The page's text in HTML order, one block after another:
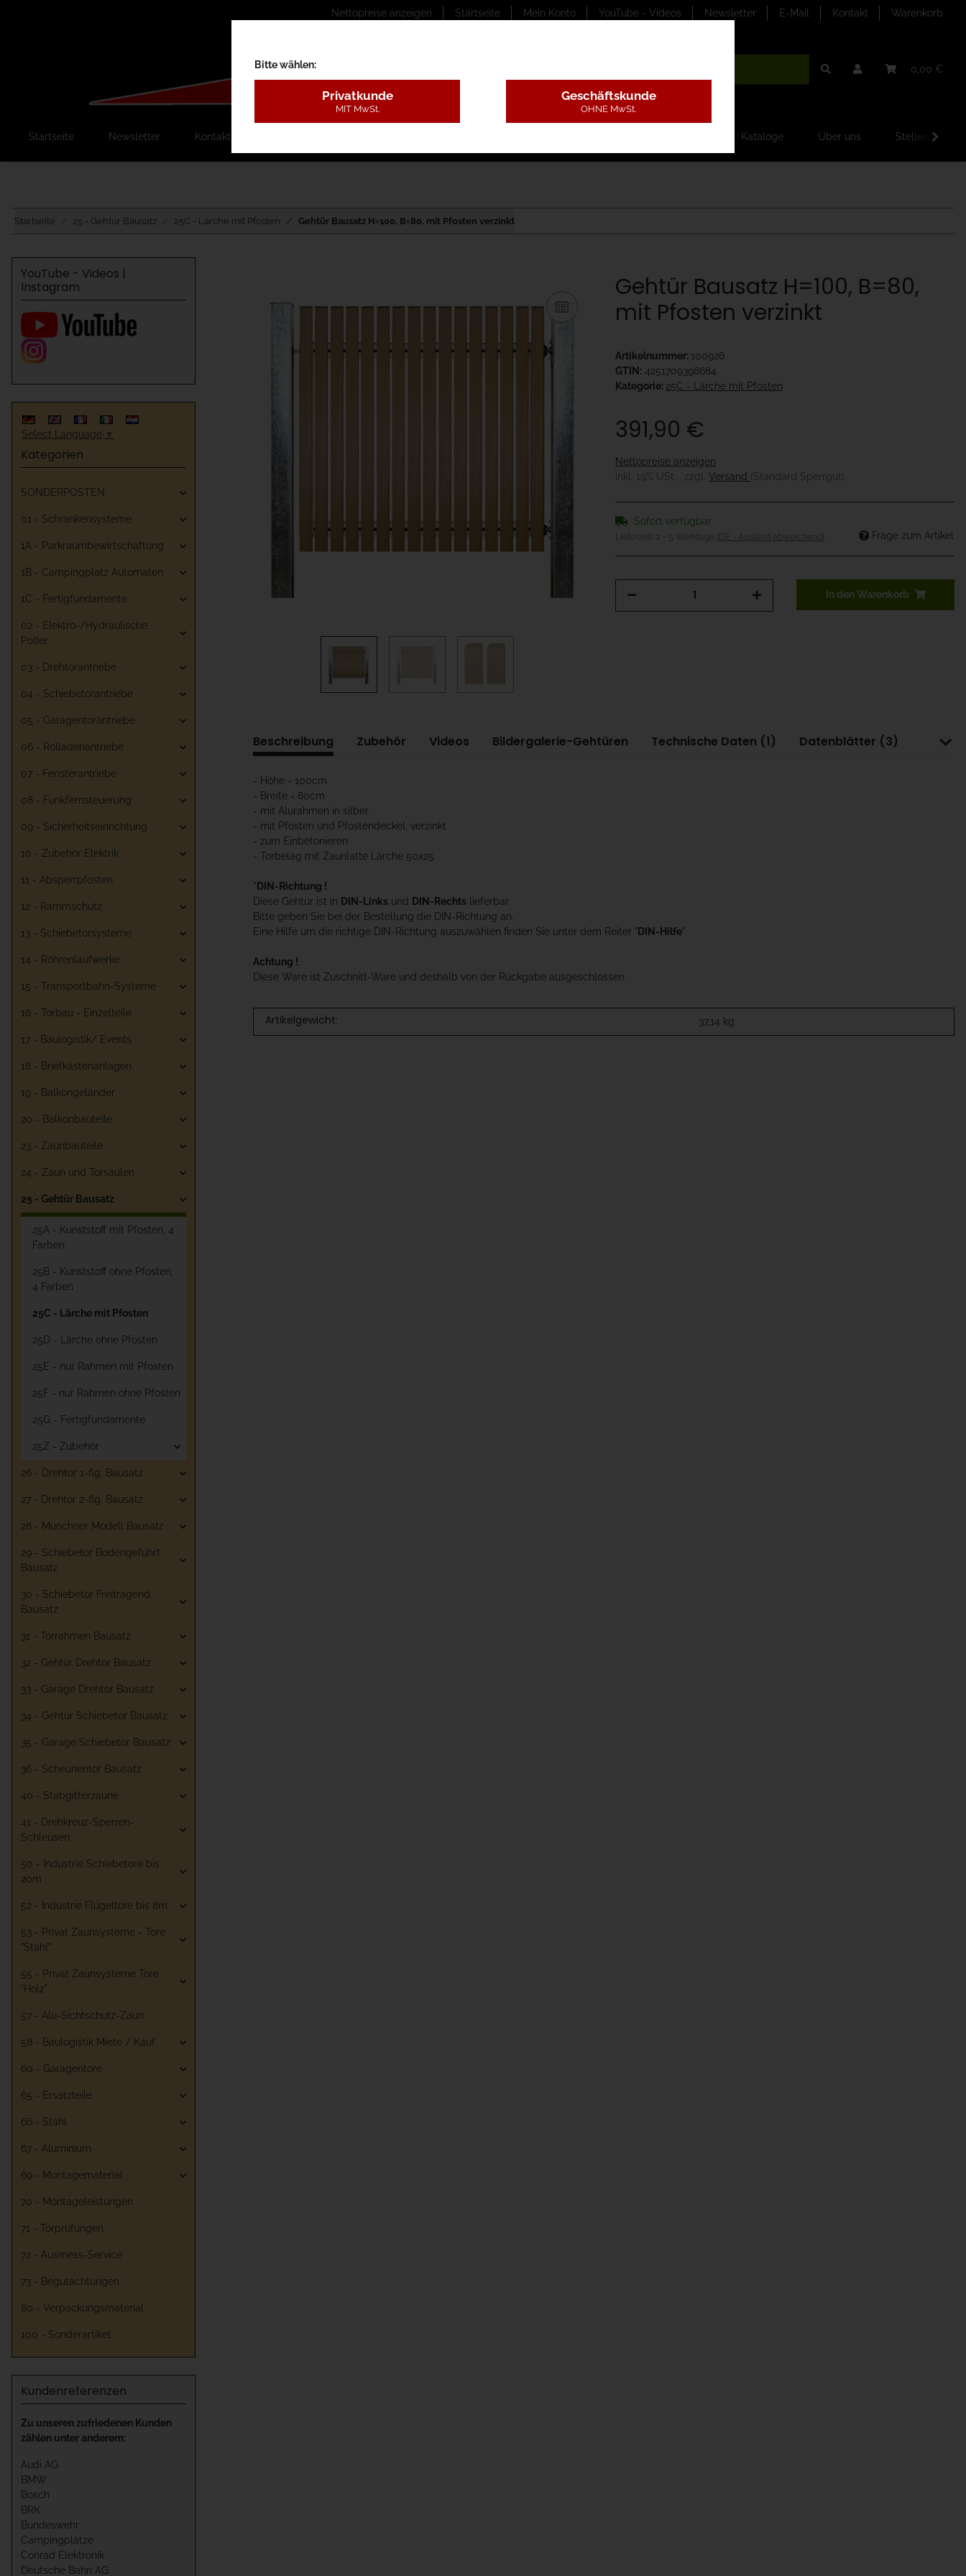
Nettopreise anzeigen Startseite Mein Konto YouTube - Videos Newsletter E-Mail Kontakt Warenkorb
0,00 €
Startseite Newsletter Kontakt Kataloge Über uns
Startseite 25 - Gehtür Bausatz 25C - Lärche mit Pfosten Gehtür Bausatz H=100, B=80, mit Pfosten verzinkt
Gehtür Bausatz H=100, B=80,
mit Pfosten verzinkt
Artikelnummer: 100926
GTIN: 4251709398684
Kategorie: 25C - Lärche mit Pfosten
391,90 €
Nettopreise anzeigen
inkl. 19% USt. , zzgl. Versand (Standard Sperrgut)
Sofort verfügbar
Lieferzeit: 2 - 5 Werktage (DE - Ausland abweichend) Frage zum Artikel
In den Warenkorb
Beschreibung Zubehör Videos Bildergalerie-Gehtüren Technische Daten (1) Datenblätter (3)
- Höhe = 100cm
- Breite = 80cm
- mit Alurahmen in silber
- mit Pfosten und Pfostendeckel, verzinkt
- zum Einbetonieren
- Torbelag mit Zaunlatte Lärche 50x25
*DIN-Richtung !
Diese Gehtür ist in DIN-Links und DIN-Rechts lieferbar.
Bitte geben Sie bei der Bestellung die DIN-Richtung an.
Eine Hilfe um die richtige DIN-Richtung auszuwählen finden Sie unter dem Reiter "DIN-Hilfe"
Achtung !
Diese Ware ist Zuschnitt-Ware und deshalb von der Rückgabe ausgeschlossen
Artikelgewicht: 37,14 kg
YouTube - Videos |
Instagram
Select Language ▼
Kategorien
SONDERPOSTEN
01 - Schrankensysteme
1A - Parkraumbewirtschaftung
1B - Campingplatz Automaten
1C - Fertigfundamente
02 - Elektro-/Hydraulische
Poller
03 - Drehtorantriebe
04 - Schiebetorantriebe
05 - Garagentorantriebe
06 - Rolladenantriebe
07 - Fensterantriebe
08 - Funkfernsteuerung
09 - Sicherheitseinrichtung
10 - Zubehör Elektrik
11 - Absperrpfosten
12 - Rammschutz
13 - Schiebetorsysteme
14 - Röhrenlaufwerke
15 - Transportbahn-Systeme
16 - Torbau - Einzelteile
17 - Baulogistik/ Events
18 - Briefkästenanlagen
19 - Balkongeländer
20 - Balkonbauteile
23 - Zaunbauteile
24 - Zaun und Torsäulen
25 - Gehtür Bausatz
25A - Kunststoff mit Pfosten, 4
Farben
25B - Kunststoff ohne Pfosten,
4 Farben
25C - Lärche mit Pfosten
25D - Lärche ohne Pfosten
25E - nur Rahmen mit Pfosten
25F - nur Rahmen ohne Pfosten
25G - Fertigfundamente
25Z - Zubehör
26 - Drehtor 1-flg. Bausatz
27 - Drehtor 2-flg. Bausatz
28 - Münchner Modell Bausatz
29 - Schiebetor Bodengeführt
Bausatz
30 - Schiebetor Freitragend
Bausatz
31 - Torrahmen Bausatz
32 - Gehtür Drehtor Bausatz
33 - Garage Drehtor Bausatz
34 - Gehtür Schiebetor Bausatz
35 - Garage Schiebetor Bausatz
36 - Scheunentor Bausatz
40 - Stabgitterzäune
41 - Drehkreuz-Sperren-
Schleusen
50 - Industrie Schiebetore bis
20m
52 - Industrie Flügeltore bis 8m
53 - Privat Zaunsysteme - Tore
"Stahl"
55 - Privat Zaunsysteme Tore
"Holz"
57 - Alu-Sichtschutz-Zaun
58 - Baulogistik Miete / Kauf
60 - Garagentore
65 - Ersatzteile
66 - Stahl
67 - Aluminium
69 - Montagematerial
70 - Montageleistungen
71 - Torprüfungen
72 - Ausmess-Service
73 - Begutachtungen
80 - Verpackungsmaterial
100 - Sonderartikel
Kundenreferenzen
Zu unseren zufriedenen Kunden
zählen unter anderem:
Audi AG
BMW
Bosch
BRK
Bundeswehr
Campingplätze
Conrad Elektronik
Deutsche Bahn AG
Bitte wählen:
Privatkunde
MIT MwSt.
Geschäftskunde
OHNE MwSt.